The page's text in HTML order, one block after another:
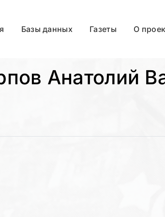
Базы данных Газеты О
Анатолий